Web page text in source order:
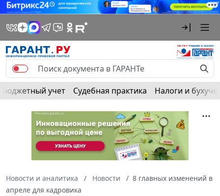
Бюджетный учет Судебная практика Налоги и
Новости и аналитика Новости
8 главных изменений в
апреле для кадровика